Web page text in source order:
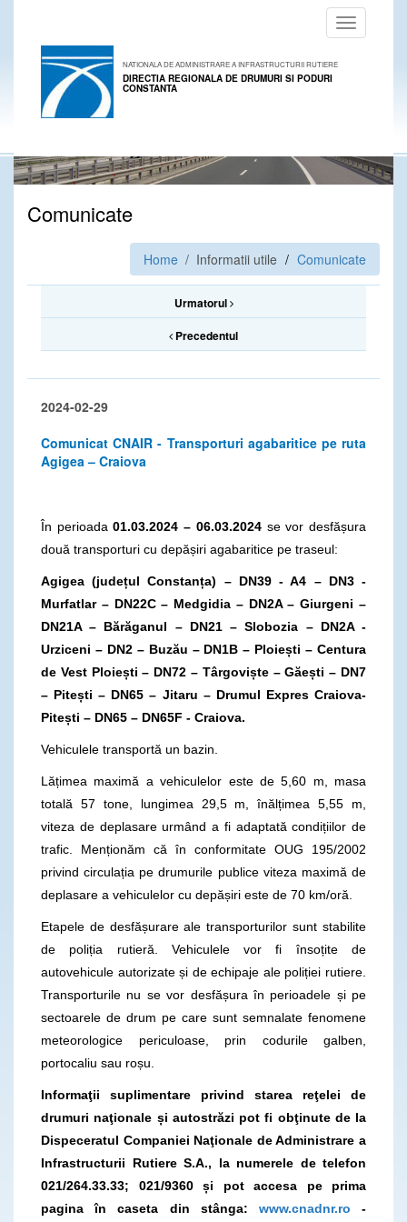
Toggle
navigation
NATIONALA DE ADMINISTRARE A INFRASTRUCTURII RUTIERE
DIRECTIA REGIONALA DE DRUMURI SI PODURI
CONSTANTA
Comunicate
Home / Informatii utile Comunicate
Urmatorul
Precedentul
2024-02-29
Comunicat CNAIR - Transporturi agabaritice pe ruta
Agigea – Craiova
În perioada01.03.2024 – 06.03.2024 se vor desfășura
două transporturi cu depășiri agabaritice pe traseul:
Agigea (județul Constanța) – DN39 - A4 – DN3 -
Murfatlar – DN22C – Medgidia – DN2A – Giurgeni –
DN21A – Bărăganul – DN21 – Slobozia – DN2A -
Urziceni – DN2 – Buzău – DN1B – Ploiești – Centura
de Vest Ploiești – DN72 – Târgoviște – Găești – DN7
– Pitești – DN65 – Jitaru – Drumul Expres Craiova-
Pitești – DN65 – DN65F - Craiova.
Vehiculele transportă un bazin.
Lățimea maximă a vehiculelor este de 5,60 m, masa
totală 57 tone, lungimea 29,5 m, înălțimea 5,55 m,
viteza de deplasare urmând a fi adaptată condițiilor de
trafic. Menționăm că în conformitate OUG 195/2002
privind circulația pe drumurile publice viteza maximă de
deplasare a vehiculelor cu depășiri este de 70 km/oră.
Etapele de desfășurare ale transporturilor sunt stabilite
de poliția rutieră. Vehiculele vor fi însoțite de
autovehicule autorizate și de echipaje ale poliției rutiere.
Transporturile nu se vor desfășura în perioadele și pe
sectoarele de drum pe care sunt semnalate fenomene
meteorologice periculoase, prin codurile galben,
portocaliu sau roșu.
Informaţii suplimentare privind starea reţelei de
drumuri naţionale și autostrăzi pot fi obţinute de la
Dispeceratul Companiei Naţionale de Administrare a
Infrastructurii Rutiere S.A., la numerele de telefon
021/264.33.33; 021/9360 și pot accesa pe prima
pagina în caseta din stânga: www.cnadnr.ro -